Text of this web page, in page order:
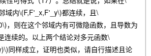
域内\(F,F'_x,F'_y\)都连续，且\
，则在这个邻域内有可微隐函数，且导数为
连续的。以上两个结论对多元函数\
同样成立，证明也类似，请自行描述且论